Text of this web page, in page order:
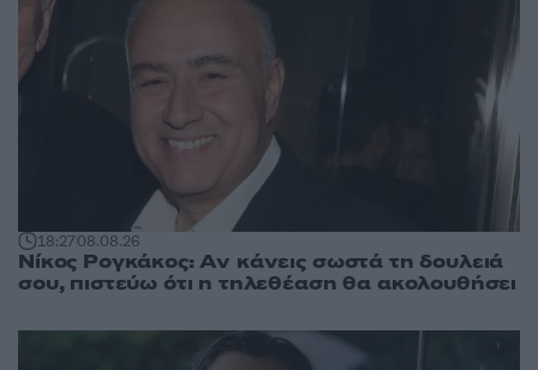
18:2708.08.26
Νίκος Ρογκάκος: Αν κάνεις σωστά τη δουλειά
σου, πιστεύω ότι η τηλεθέαση θα ακολουθήσει